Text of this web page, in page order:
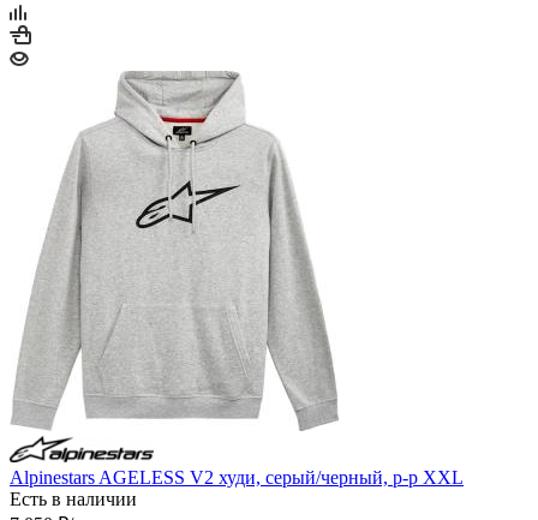
Alpinestars AGELESS V2 худи, серый/черный, р-р XXL
Есть в наличии